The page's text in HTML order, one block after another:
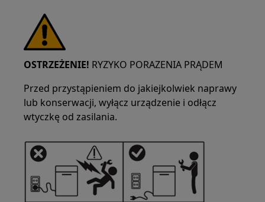
OSTRZEŻENIE! RYZYKO PORAZENIA PRĄDEM
Przed przystąpieniem do jakiejkolwiek naprawy
lub konserwacji, wyłącz urządzenie i odłącz
wtyczkę od zasilania.